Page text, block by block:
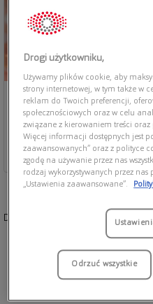
Dostępne kolory:
Drogi użytkowniku,
Używamy plików cookie, aby
strony internetowej, w tym także w
reklam do Twoich preferencji,
społecznościowych oraz w celu
związane z kierowaniem treści
Więcej informacji dostępnych jest
zaawansowanych” oraz z polityce
zgodę na używanie przez nas
rodzaj wykorzystywanych przez
„Ustawienia zaawansowane”.
Odrzuć wszystkie